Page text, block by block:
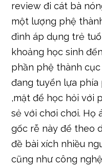
review đi cát bà
một lượng phệ
đình áp dụng trẻ
khoảng học sinh
phần phệ thành cục
đang tuyển lựa phía
,mặt để học hỏi với
sẻ với chơi chơi. Họ
gốc rễ này để theo
đề bài xích nhiều
cũng như công